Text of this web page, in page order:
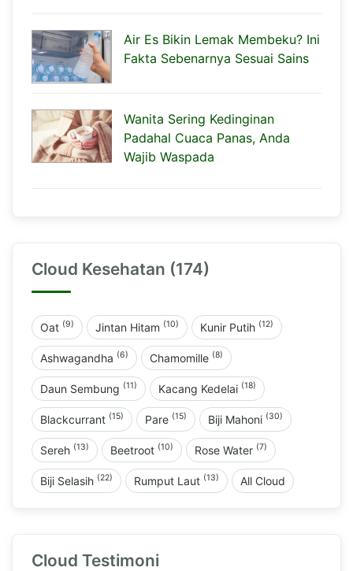
Air Es Bikin Lemak Membeku? Ini
Fakta Sebenarnya Sesuai Sains
Wanita Sering Kedinginan
Padahal Cuaca Panas, Anda
Wajib Waspada
Cloud Kesehatan (174)
Oat (9) Jintan Hitam (10) Kunir Putih (12)
Ashwagandha (6) Chamomille (8)
Daun Sembung (11) Kacang Kedelai (18)
Blackcurrant (15) Pare (15) Biji Mahoni (30)
Sereh (13) Beetroot (10) Rose Water (7)
Biji Selasih (22) Rumput Laut (13) All Cloud
Cloud Testimoni